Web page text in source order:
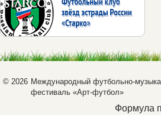
© 2026 Международный футбольно-
фестиваль «Арт-футбол»
Формула